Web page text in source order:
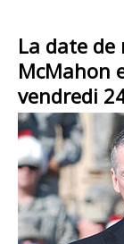
La date de
McMahon
vendredi